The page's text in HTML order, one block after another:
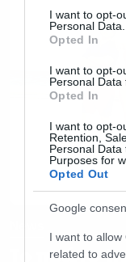
consent section.
I want to opt-
Personal Data.
Opted In
I want to opt-
Personal Data
Opted In
I want to opt-
Retention,
Personal
Purposes for
Opted Out
Google
I want to
related to
Το πρώτο